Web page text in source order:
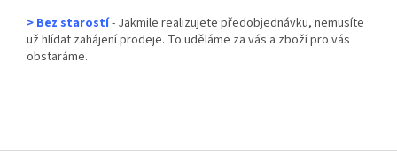
> Bez starostí- Jakmile realizujete předobjednávku, nemusíte
už hlídat zahájení prodeje. To uděláme za vás a zboží pro vás
obstaráme.